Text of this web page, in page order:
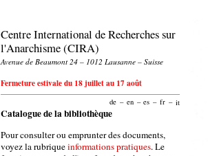
Centre International de Recherches sur
l'Anarchisme (CIRA)
Avenue de Beaumont 24 – 1012 Lausanne – Suisse
Fermeture estivale du 18 juillet au 17 août
de – en – es – fr – it
Catalogue de la bibliothèque
Pour consulter ou emprunter des documents,
voyez la rubriqueinformations pratiques. Le